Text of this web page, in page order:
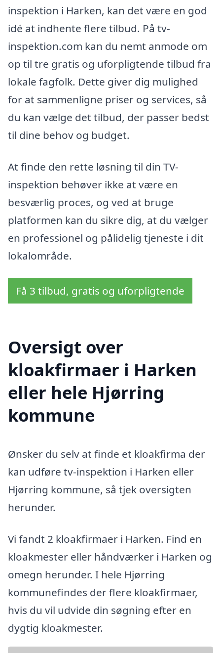
inspektion i Harken, kan det være en god
idé at indhente flere tilbud. På tv-
inspektion.com kan du nemt anmode om
op til tre gratis og uforpligtende tilbud fra
lokale fagfolk. Dette giver dig mulighed
for at sammenligne priser og services, så
du kan vælge det tilbud, der passer bedst
til dine behov og budget.
At finde den rette løsning til din TV-
inspektion behøver ikke at være en
besværlig proces, og ved at bruge
platformen kan du sikre dig, at du vælger
en professionel og pålidelig tjeneste i dit
lokalområde.
Få 3 tilbud, gratis og uforpligtende
Oversigt over
kloakfirmaer i Harken
eller hele Hjørring
kommune
Ønsker du selv at finde et kloakfirma der
kan udføre tv-inspektion i Harken eller
Hjørring kommune, så tjek oversigten
herunder.
Vi fandt 2 kloakfirmaer i Harken. Find en
kloakmester eller håndværker i Harken og
omegn herunder. I hele Hjørring
kommunefindes der flere kloakfirmaer,
hvis du vil udvide din søgning efter en
dygtig kloakmester.